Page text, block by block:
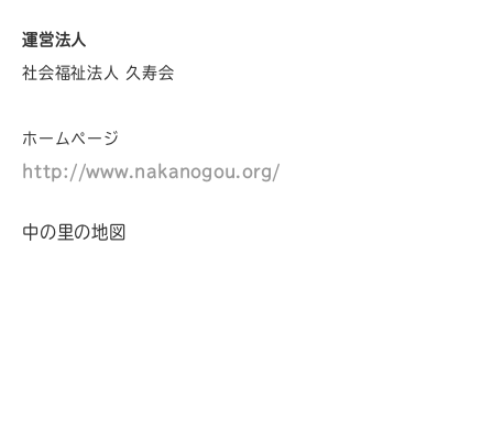
運営法人
社会福祉法人 久寿会
ホームページ
http://www.nakanogou.org/
中の里の地図